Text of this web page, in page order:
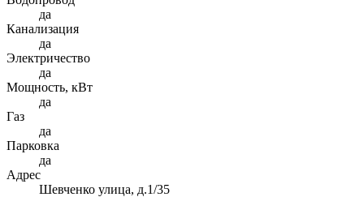
да
Канализация
да
Электричество
да
Мощность, кВт
да
Газ
да
Парковка
да
Адрес
Шевченко улица, д.1/35